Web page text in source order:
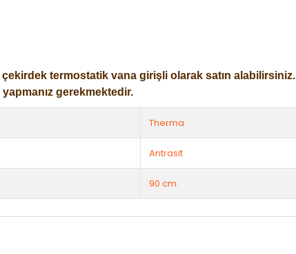
termostatik vana girişli olarak satın alabilirsiniz.
yapmanız gerekmektedir.
Therma
Antrasit
90 cm.